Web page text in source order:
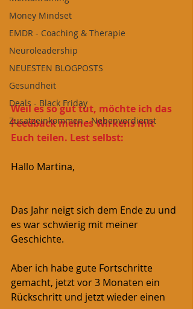
Money Mindset
EMDR - Coaching & Therapie
Neuroleadership
NEUESTEN BLOGPOSTS
Gesundheit
Deals - Black Friday
Zusatzeinkommen - Nebenverdienst
Weil es so gut tut, möchte ich das
Feedback meines Wirkens mit
Euch teilen. Lest selbst:
Hallo Martina,
Das Jahr neigt sich dem Ende zu und
es war schwierig mit meiner
Geschichte.
Aber ich habe gute Fortschritte
gemacht, jetzt vor 3 Monaten ein
Rückschritt und jetzt wieder einen